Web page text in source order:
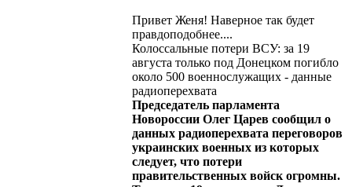
Привет Женя! Наверное так будет
правдоподобнее....
Колоссальные потери ВСУ: за 19
августа только под Донецком погибло
около 500 военнослужащих - данные
радиоперехвата
Председатель парламента
Новороссии Олег Царев сообщил о
данных радиоперехвата переговоров
украинских военных из которых
следует, что потери
правительственных войск огромны.